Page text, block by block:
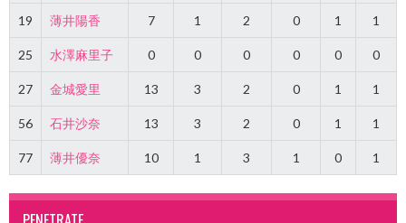
19 薄井陽香 7 1 2 0 1 1
25 水澤麻里子 0 0 0 0 0 0
27 金城愛里 13 3 2 0 1 1
56 石井沙奈 13 3 2 0 1 1
77 薄井優奈 10 1 3 1 0 1